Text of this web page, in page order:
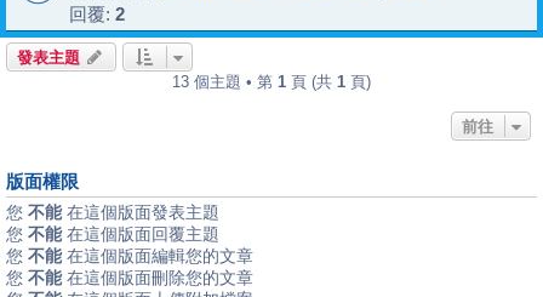
回覆: 2
發表主題
13 個主題 • 第 1 頁 (共 1 頁)
前往
版面權限
您 不能在這個版面發表主題
您 不能在這個版面回覆主題
您 不能在這個版面編輯您的文章
您 不能在這個版面刪除您的文章